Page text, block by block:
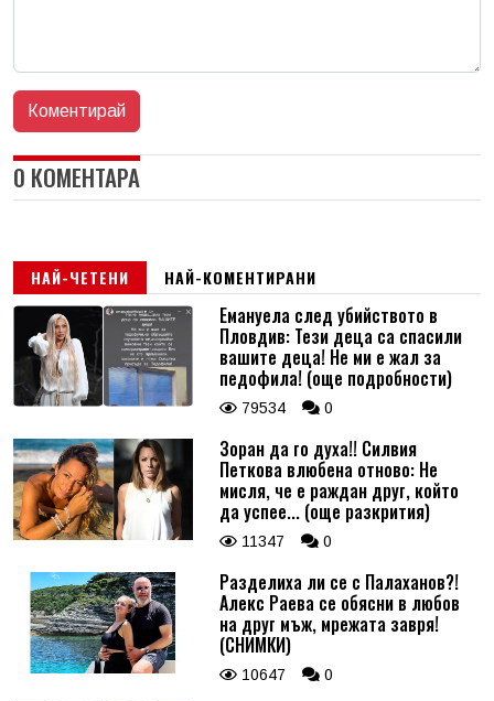
0 КОМЕНТАРА
НАЙ-ЧЕТЕНИ НАЙ-КОМЕНТИРАНИ
Емануела след убийството в
Пловдив: Тези деца са спасили
вашите деца! Не ми е жал за
педофила! (още подробности)
79534 0
Зоран да го духа!! Силвия
Петкова влюбена отново: Не
мисля, че е раждан друг, който
да успее... (още разкрития)
11347 0
Разделиха ли се с Палаханов?!
Алекс Раева се обясни в любов
на друг мъж, мрежата завря!
(СНИМКИ)
10647 0